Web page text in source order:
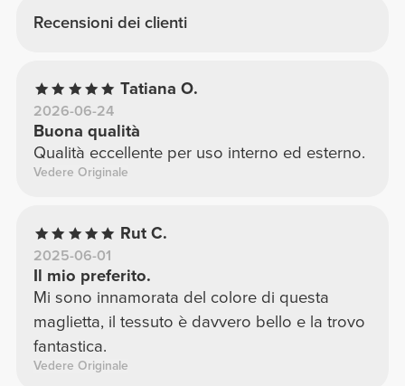
Recensioni dei clienti
Tatiana O.
2026-06-24
Buona qualità
Qualità eccellente per uso interno ed esterno.
Vedere Originale
Rut C.
2025-06-01
Il mio preferito.
Mi sono innamorata del colore di questa
maglietta, il tessuto è davvero bello e la trovo
fantastica.
Vedere Originale